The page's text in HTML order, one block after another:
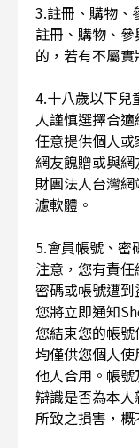
3.註冊、購物
註冊、購物、
的，若有不屬
4.十八歲以下
人謹慎選擇合
任意提供個人
網友餽贈或與
財團法人台灣
濾軟體。
5.會員帳號、
注意，您有責
密碼或帳號遭到
您將立即通知
您結束您的帳
均僅供您個人
他人合用。帳
辯識是否為本
所致之損害，概